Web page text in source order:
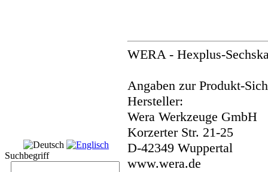
Suchbegriff
WERA - Hexplus-
Angaben zur Produkt-
Hersteller:
Wera Werkzeuge GmbH
Korzerter Str. 21-25
D-42349 Wuppertal
www.wera.de